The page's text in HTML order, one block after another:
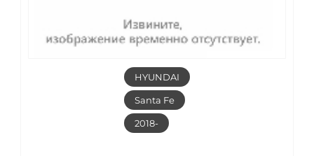
HYUNDAI
Santa Fe
2018-